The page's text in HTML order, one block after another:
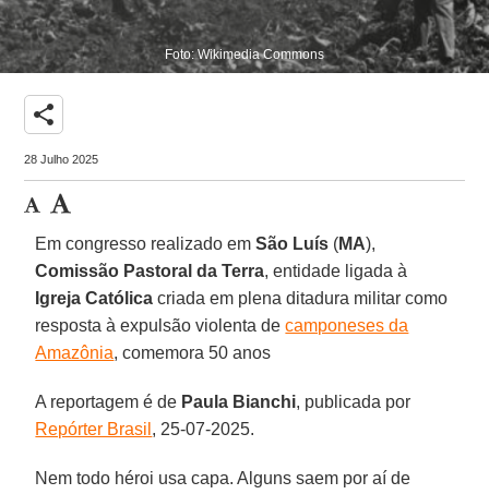
Foto: Wikimedia Commons
share
28 Julho 2025
Em congresso realizado emSão Luís (MA),
Comissão Pastoral da Terra, entidade ligada à
Igreja Católica criada em plena ditadura militar como
resposta à expulsão violenta decamponeses da
Amazônia, comemora 50 anos
A reportagem é de Paula Bianchi, publicada por
Repórter Brasil , 25-07-2025.
Nem todo héroi usa capa. Alguns saem por aí de